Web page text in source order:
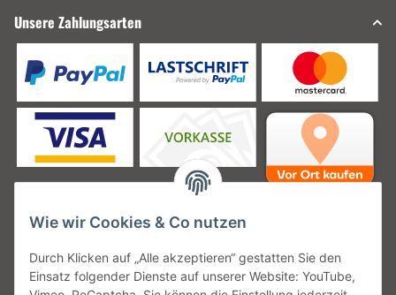
Unsere Zahlungsarten
Unsere Versanddienstleister
Wie wir Cookies & Co nutzen
Durch Klicken auf „Alle akzeptieren“ gestatten Sie den
Einsatz folgender Dienste auf unserer Website: YouTube,